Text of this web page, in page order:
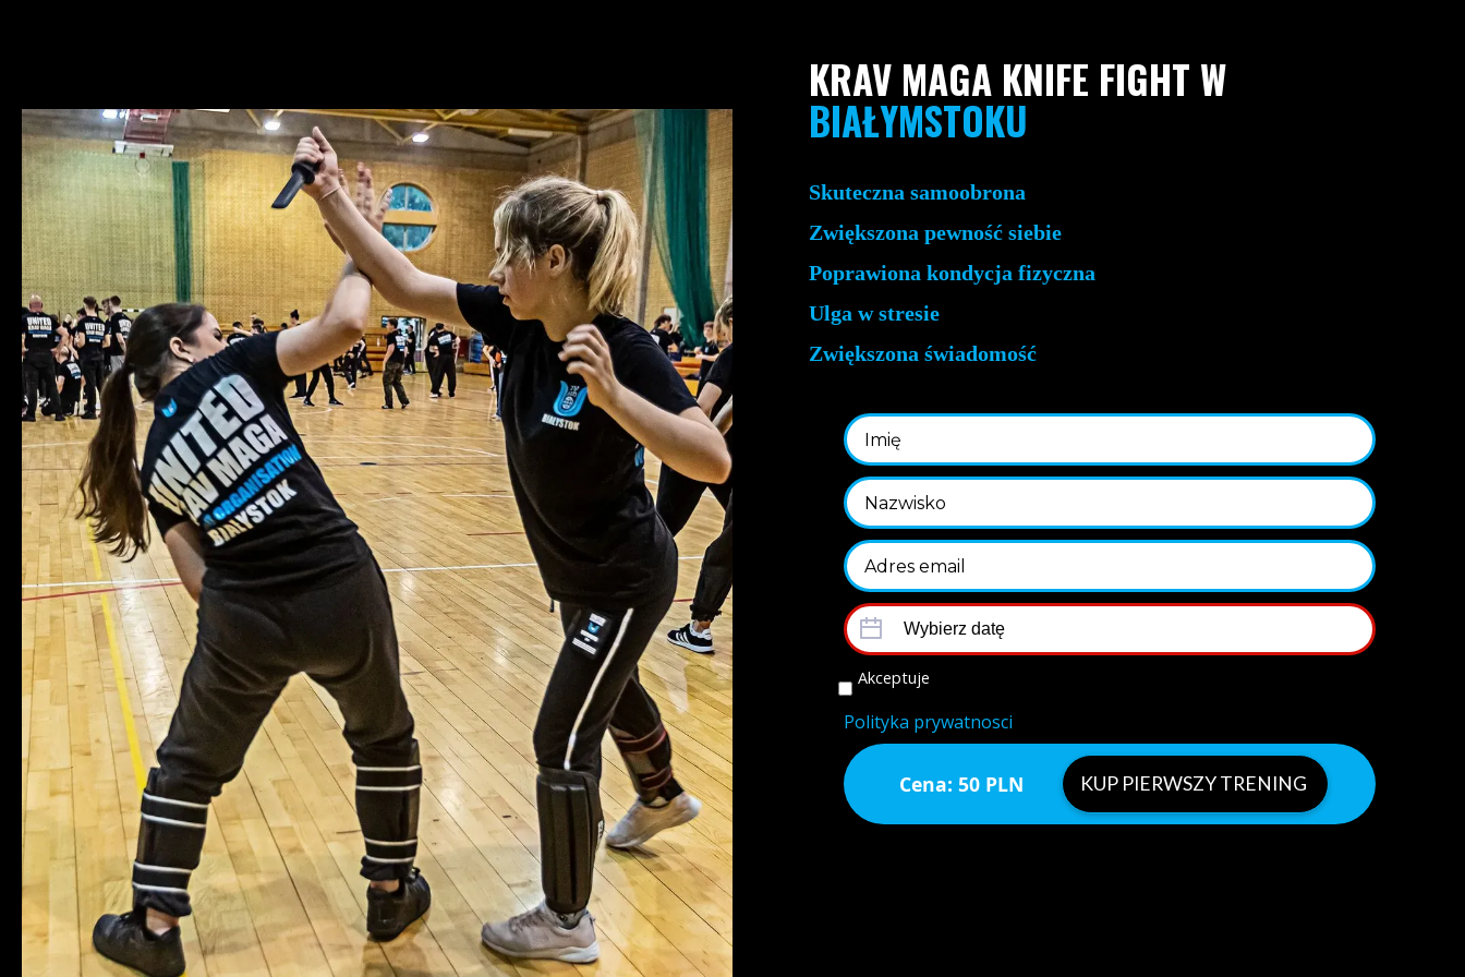
KRAV MAGA KNIFE FIGHT W
BIAŁYMSTOKU
Skuteczna samoobrona
Zwiększona pewność siebie
Poprawiona kondycja fizyczna
Ulga w stresie
Zwiększona świadomość
Akceptuje
Polityka prywatnosci
Cena: 50 PLN KUP PIERWSZY TRENING